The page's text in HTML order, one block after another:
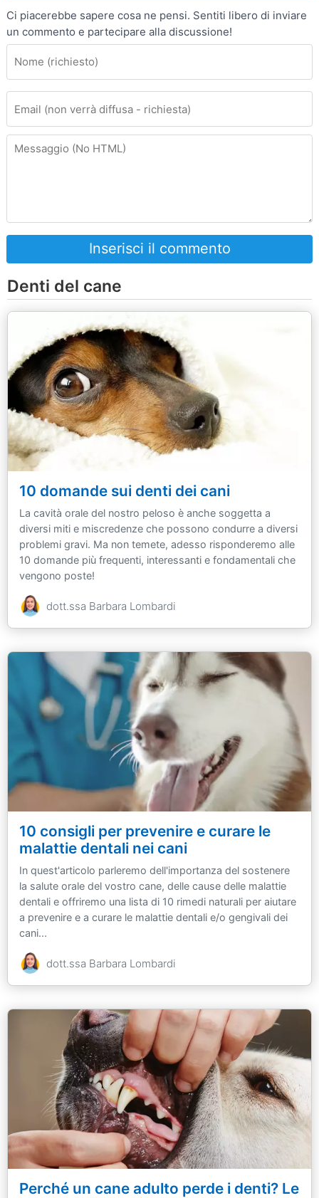
Ci piacerebbe sapere cosa ne pensi. Sentiti libero di inviare
un commento e partecipare alla discussione!
Inserisci il commento
Denti del cane
10 domande sui denti dei cani
La cavità orale del nostro peloso è anche soggetta a
diversi miti e miscredenze che possono condurre a diversi
problemi gravi. Ma non temete, adesso risponderemo alle
10 domande più frequenti, interessanti e fondamentali che
vengono poste!
dott.ssa Barbara Lombardi
10 consigli per prevenire e curare le
malattie dentali nei cani
In quest'articolo parleremo dell'importanza del sostenere
la salute orale del vostro cane, delle cause delle malattie
dentali e offriremo una lista di 10 rimedi naturali per aiutare
a prevenire e a curare le malattie dentali e/o gengivali dei
cani...
dott.ssa Barbara Lombardi
Perché un cane adulto perde i denti? Le